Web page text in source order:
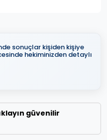
sonuçlar kişiden kişiye
hekiminizden detaylı
güvenilir